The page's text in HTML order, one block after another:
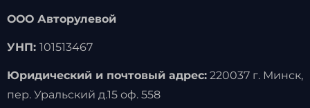
ООО Авторулевой
УНП: 101513467
Юридический и почтовый адрес:220037 г. Минск,
пер. Уральский д.15 оф. 558